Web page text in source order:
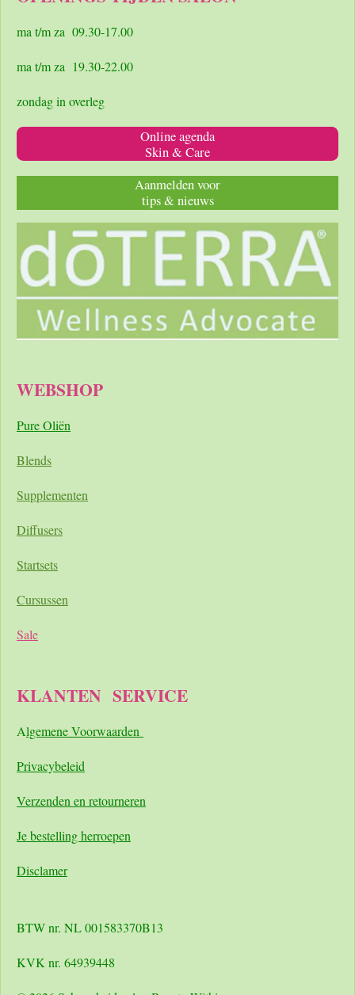
o
r
m
p
ma t/m za 09.30-17.00
ma t/m za 19.30-22.00
zondag in overleg
Online agenda
Skin & Care
Aanmelden voor
tips & nieuws
WEBSHOP
Pure Oliën
Blends
Supplementen
Diffusers
Startsets
Cursussen
Sale
KLANTEN SERVICE
Algemene Voorwaarden
Privacybeleid
Verzenden en retourneren
Je bestelling herroepen
Disclamer
BTW nr. NL 001583370B13
KVK nr. 64939448